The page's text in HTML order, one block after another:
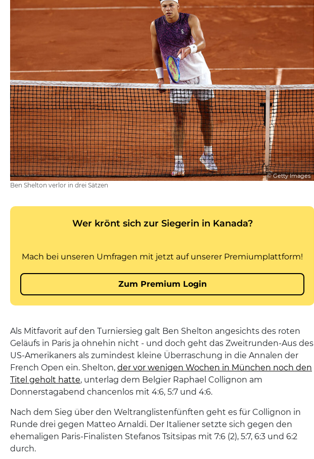
© Getty Images
Ben Shelton verlor in drei Sätzen
Als Mitfavorit auf den Turniersieg galt Ben Shelton angesichts des roten
Geläufs in Paris ja ohnehin nicht - und doch geht das Zweitrunden-Aus des
US-Amerikaners als zumindest kleine Überraschung in die Annalen der
French Open ein. Shelton, der vor wenigen Wochen in München noch den
Titel geholt hatte, unterlag dem Belgier Raphael Collignon am
Donnerstagabend chancenlos mit 4:6, 5:7 und 4:6.
Nach dem Sieg über den Weltranglistenfünften geht es für Collignon in
Runde drei gegen Matteo Arnaldi. Der Italiener setzte sich gegen den
ehemaligen Paris-Finalisten Stefanos Tsitsipas mit 7:6 (2), 5:7, 6:3 und 6:2
durch.